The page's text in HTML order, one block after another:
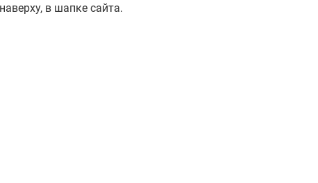
наверху, в шапке сайта.